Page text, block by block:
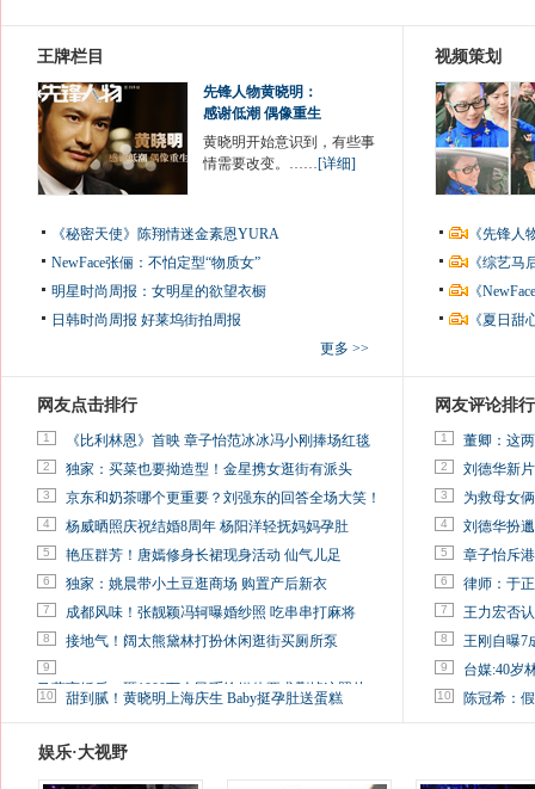
王牌栏目
先锋人物黄晓明：
感谢低潮 偶像重生
黄晓明开始意识到，有些事
情需要改变。……[详细]
《秘密天使》陈翔情迷金素恩YURA
NewFace张俪：不怕定型“物质女”
明星时尚周报：女明星的欲望衣橱
日韩时尚周报 好莱坞街拍周报
更多 >>
视频策划
《先锋
《综艺
《
《夏日
网友点击排行
1 《比利林恩》首映 章子怡范冰冰冯小刚捧场红毯
2 独家：买菜也要拗造型！金星携女逛街有派头
3 京东和奶茶哪个更重要？刘强东的回答全场大笑！
4 杨威晒照庆祝结婚8周年 杨阳洋轻抚妈妈孕肚
5 艳压群芳！唐嫣修身长裙现身活动 仙气儿足
6 独家：姚晨带小土豆逛商场 购置产后新衣
7 成都风味！张靓颖冯轲曝婚纱照 吃串串打麻将
8 接地气！阔太熊黛林打扮休闲逛街买厕所泵
9
马蓉离婚后，砸1000万人民币给媒体要求删掉这照片
10 甜到腻！黄晓明上海庆生 Baby挺孕肚送蛋糕
网友评论排行
1 董卿：这
2 刘德华新
3 为救母女
4 刘德华扮
5 章子怡斥
6 律师：于
7 王力宏否
8 王刚自曝7
9 台媒:40岁
10 陈冠希：
娱乐·大视野